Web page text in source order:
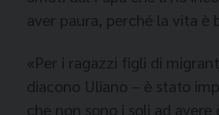
aver paura, perché la vita è
«Per i ragazzi figli di
diacono Uliano – è stato
che non sono i soli ad